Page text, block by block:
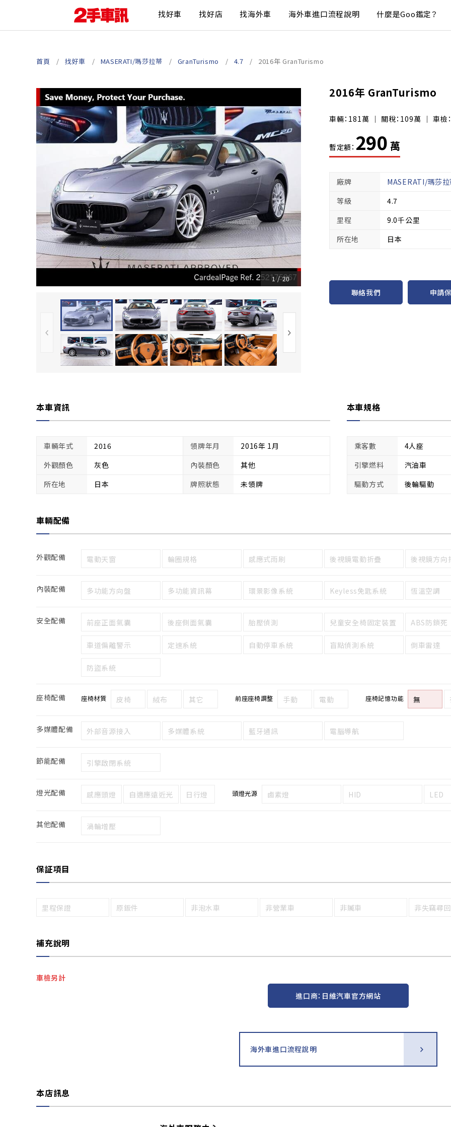
找好車 找好店 找海外車 海外車進口流程說明 什麼是Goo鑑定？
首頁 找好車 MASERATI/瑪莎拉蒂 GranTurismo 4.7 2016年 GranTurismo
2016年 GranTurismo
車輛：181萬 ｜ 關稅：109萬 ｜ 車檢
暫定額： 290 萬
1/20
廠牌 MASERATI/瑪莎拉
等級
4.7
里程
9.0千公里
所在地
日本
聯絡我們 申請
本車資訊
車輛年式 2016 領牌年月
2016年 1月
外觀顏色
灰色 內裝顏色
其他
所在地
日本 牌照狀態 未領牌
本車規格
乘客數 4人座
引擎燃料
汽油車
驅動方式
後輪驅動
車輛配備
外觀配備 電動天窗 輪圈規格 感應式雨刷 後視鏡電動折疊 後視鏡方向
內裝配備 多功能方向盤 多功能資訊幕 環景影像系統 Keyless免匙系統 恆溫空調
安全配備 前座正面氣囊 後座側面氣囊 胎壓偵測 兒童安全椅固定裝置 ABS防鎖死
車道偏離警示 定速系統 自動停車系統 盲點偵測系統 倒車雷達
防盜系統
座椅配備 座椅材質 皮椅 絨布 其它 前座座椅調整 手動 電動 座椅記憶功能 無
多媒體配備 外部音源接入 多媒體系統 藍牙通訊 電腦導航
節能配備 引擎啟閉系統
燈光配備 感應頭燈 自適應遠近光 日行燈 頭燈光源 鹵素燈 HID LED
其他配備 渦輪增壓
保証項目
里程保證 原鈑件 非泡水車 非營業車 非贓車 非失竊尋
補充說明
車檢另計
進口商：日維汽車官方網站
海外車進口流程說明
本店訊息